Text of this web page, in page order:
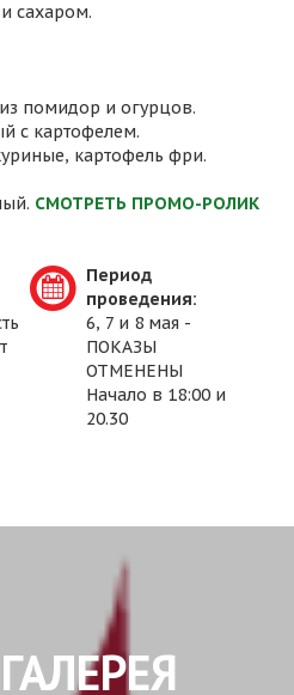
сахаром.
помидор и огурцов.
с картофелем.
картофель фри.
СМОТРЕТЬ ПРОМО-РОЛИК
Период
проведения:
6, 7 и 8 мая -
ПОКАЗЫ
ОТМЕНЕНЫ
Начало в 18:00 и
20.30